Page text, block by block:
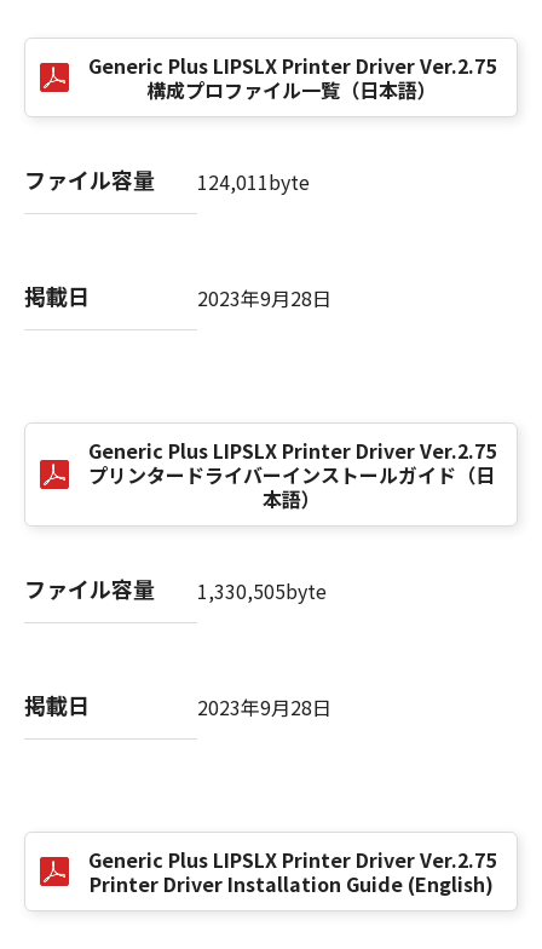
用されます：The SOFTWARE is a "commercial
item," as that term is defined at 48 C.F.R.
2.101 (Oct 1995), consisting of "commercial
computer software" and "commercial
terms are used in 48 C.F.R. 12.212 (Sept 1995).
Consistent with 48 C.F.R. 12.212 and 48 C.F.R.
the SOFTWARE with only those rights set
forth herein. The manufacturer is Canon
本条項中で使用される"the SOFTWARE"とは、
本契約書中で定義される「本ソフトウェア」を
意味し、指し示すものとします。
10．分離可能性
律により無効であると決定された場合でも、そ
の他の条項は完全に有効に存続するものとしま
以 上
No. I010G021619
Generic Plus LIPSLX Printer Driver Ver.2.75
構成プロファイル一覧（日本語）
ファイル容量 124,011byte
掲載日 2023年9月28日
Generic Plus LIPSLX Printer Driver Ver.2.75
プリンタードライバーインストールガイド（日
本語）
ファイル容量 1,330,505byte
掲載日 2023年9月28日
Generic Plus LIPSLX Printer Driver Ver.2.75
Printer Driver Installation Guide (English)